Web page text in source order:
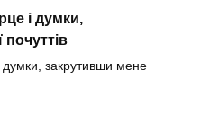
і думки,
почуттів
закрутивши мене